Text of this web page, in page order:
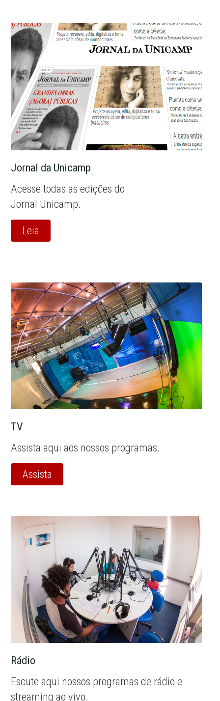
Jornal da Unicamp
Acesse todas as edições do
Jornal Unicamp.
Leia
TV
Assista aqui aos nossos programas.
Assista
Rádio
Escute aqui nossos programas de rádio e
streaming ao vivo.